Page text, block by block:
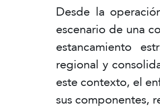
Desde la
escenario de una
estancamiento
regional y
este contexto, el
sus componentes,